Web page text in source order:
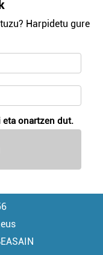
Harpidetu gure
eta onartzen dut.